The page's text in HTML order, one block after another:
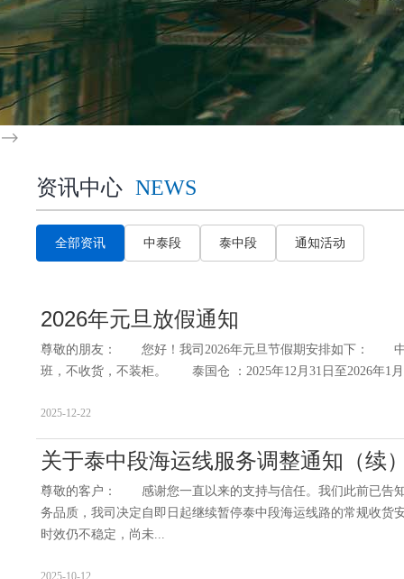
-->
资讯中心 NEWS
全部资讯 中泰段 泰中段 通知活动
2026年元旦放假通知
尊敬的朋友： 您好！我司2026年元旦节假期安排如下： 中国
班，不收货，不装柜。 泰国仓 ：2025年12月31日至2026年1
2025-12-22
关于泰中段海运线服务调整通知（续
尊敬的客户： 感谢您一直以来的支持与信任。我们此前已告
务品质，我司决定自即日起继续暂停泰中段海运线路的常规收货
时效仍不稳定，尚未...
2025-10-12